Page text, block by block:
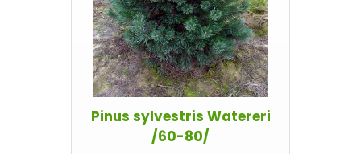
Pinus sylvestris Watereri
/60-80/